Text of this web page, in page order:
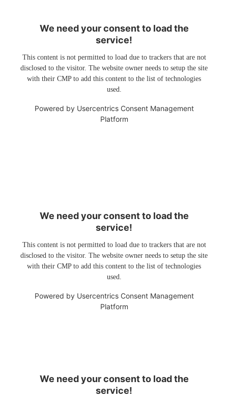
We need your consent to load the
service!
This content is not permitted to load due to trackers that are not
disclosed to the visitor. The website owner needs to setup the site
with their CMP to add this content to the list of technologies
used.
Powered by Usercentrics Consent Management
Platform
We need your consent to load the
service!
This content is not permitted to load due to trackers that are not
disclosed to the visitor. The website owner needs to setup the site
with their CMP to add this content to the list of technologies
used.
Powered by Usercentrics Consent Management
Platform
We need your consent to load the
service!